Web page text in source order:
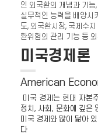
인 외국환의 개념과 기
실무적인 능력을 배양시
도, 외국환시장, 국제수
환위험의 관리 기능 등
미국경제론
American
미국 경제는 현대 자본
정치, 사회, 문화에 깊은
미국 경제와 많이 닮아
다